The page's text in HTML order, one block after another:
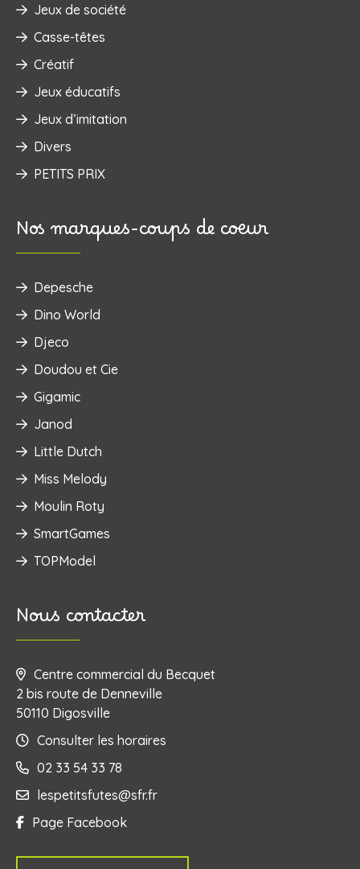
Jeux de société
Casse-têtes
Créatif
Jeux éducatifs
Jeux d’imitation
Divers
PETITS PRIX
Nos marques-coups de coeur
Depesche
Dino World
Djeco
Doudou et Cie
Gigamic
Janod
Little Dutch
Miss Melody
Moulin Roty
SmartGames
TOPModel
Nous contacter
Centre commercial du Becquet
2 bis route de Denneville
50110 Digosville
Consulter les horaires
02 33 54 33 78
lespetitsfutes@sfr.fr
Page Facebook